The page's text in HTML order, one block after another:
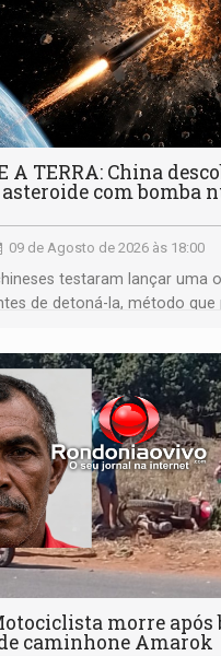
A TERRA: China
com bomba
09 de Agosto de 2026 às 18:00
testaram lançar uma
de detoná-la, método que
morre após
caminhone Amarok